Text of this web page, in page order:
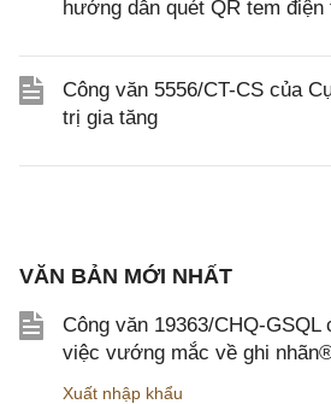
hướng dẫn quét QR tem
Công văn 5556/CT-CS của
trị gia tăng
VĂN BẢN MỚI NHẤT
Công văn 19363/CHQ-GSQL
việc vướng mắc về ghi
Xuất nhập khẩu